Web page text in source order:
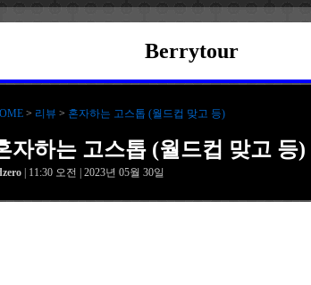
Berrytour
> 리뷰 > 혼자하는 고스톱 (월드컵 맞고 등)
자하는 고스톱 (월드컵 맞고 등)
| 11:30 오전 | 2023년 05월 30일